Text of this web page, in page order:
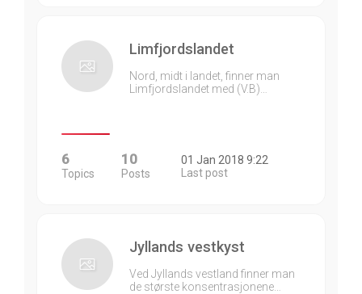
Limfjordslandet
Nord, midt i landet, finner man
Limfjordslandet med (V.B)…
6
Topics
10
Posts
01 Jan 2018 9:22
Last post
Jyllands vestkyst
Ved Jyllands vestland finner man
de største konsentrasjonene…